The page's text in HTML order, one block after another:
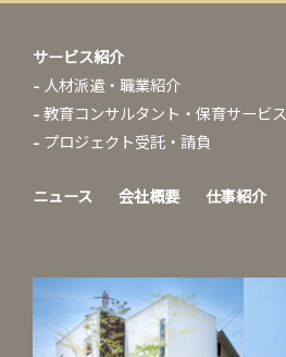
サービス紹介
人材派遣・職業紹介
教育コンサルタント・保育サービス
プロジェクト受託・請負
ニュース 会社概要 仕事紹介